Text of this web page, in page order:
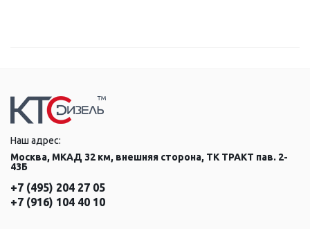
Наш адрес:
Москва, МКАД 32 км, внешняя сторона, ТК ТРАКТ пав. 2-
43Б
+7 (495) 204 27 05
+7 (916) 104 40 10